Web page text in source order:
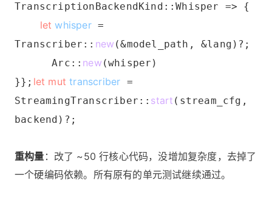
TranscriptionBackendKind::Whisper => {
let whisper=
Transcriber:: new (&model_path, &lang)?;
Arc:: new (whisper)
}}; let muttranscriber =
StreamingTranscriber:: start (stream_cfg,
backend)?;
重构量 ：改了 ~50 行核心代码，没增加复杂度，去掉了
一个硬编码依赖。所有原有的单元测试继续通过。